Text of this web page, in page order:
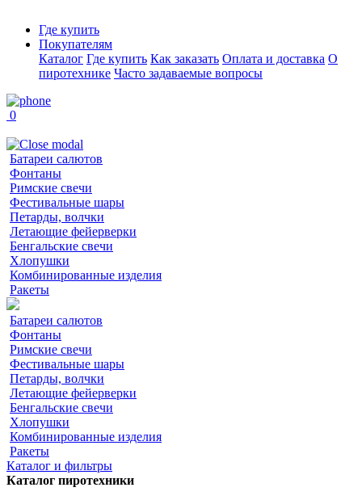
Где купить
Покупателям
Каталог Где купить Как заказать Оплата и доставка О
пиротехнике Часто задаваемые вопросы
0
Батареи салютов
Фонтаны
Римские свечи
Фестивальные шары
Петарды, волчки
Летающие фейерверки
Бенгальские свечи
Хлопушки
Комбинированные изделия
Ракеты
Батареи салютов
Фонтаны
Римские свечи
Фестивальные шары
Петарды, волчки
Летающие фейерверки
Бенгальские свечи
Хлопушки
Комбинированные изделия
Ракеты
Каталог и фильтры
Каталог пиротехники